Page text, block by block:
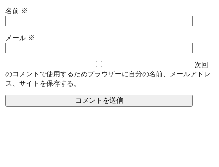
名前 ※
メール ※
次回
のコメントで使用するためブラウザーに自分の名前、メールアドレ
ス、サイトを保存する。